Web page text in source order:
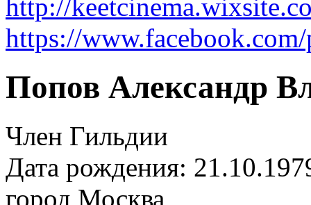
http://
https://
Попов Александр
Член Гильдии
Дата рождения:
город Москва